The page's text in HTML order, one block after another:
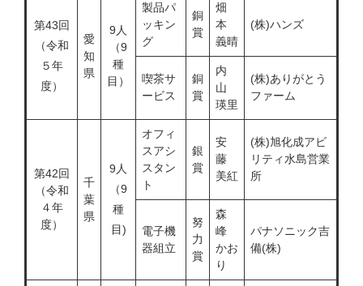
第43回
（令和
５年
度）
愛
知
県
9人
（9
種
目）
製品パ
ッキン
グ
銅
賞
畑
本
義晴
(株)ハンズ
喫茶サ
ービス
銅
賞
内
山
瑛里
(株)ありがとう
ファーム
第42回
（令和
４年
度）
千
葉
県
9人
（9
種
目)
オフィ
スアシ
スタン
ト
銀
賞
安
藤
美紅
(株)旭化成アビ
リティ水島営業
所
電子機
器組立
努
力
賞
森
峰
かお
り
パナソニック吉
備(株)